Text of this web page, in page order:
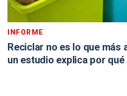
INFORME
Reciclar no es lo que más
un estudio explica por qué